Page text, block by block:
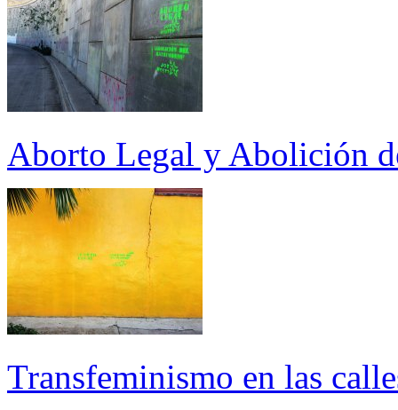
Aborto Legal y Abolición
Transfeminismo en las